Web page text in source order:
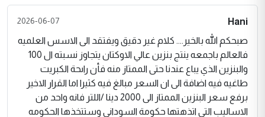
Hani
2026-06-07
صبحكم الله بالخير.... كلام غير دقيق ويفتقد الى الاسس العلميه
فالعالم باجمعه ينتج بنزين عالي الاوكتان يتجاوز نسبته ال 100
والبنزين الذي يباع عندنا حتى الممتاز منه فأن راىحة الكبريت
طاغيه فيه اضافة الى ان السعر مبالغ فيه كثيرا اما القرار الاخير
برفع سعر البنزين الممتاز الى 2000 دينا /اللتر فانه واحد من
الاساليب التي اتذهتها حكومة السوداني وستتخذها الحكومه